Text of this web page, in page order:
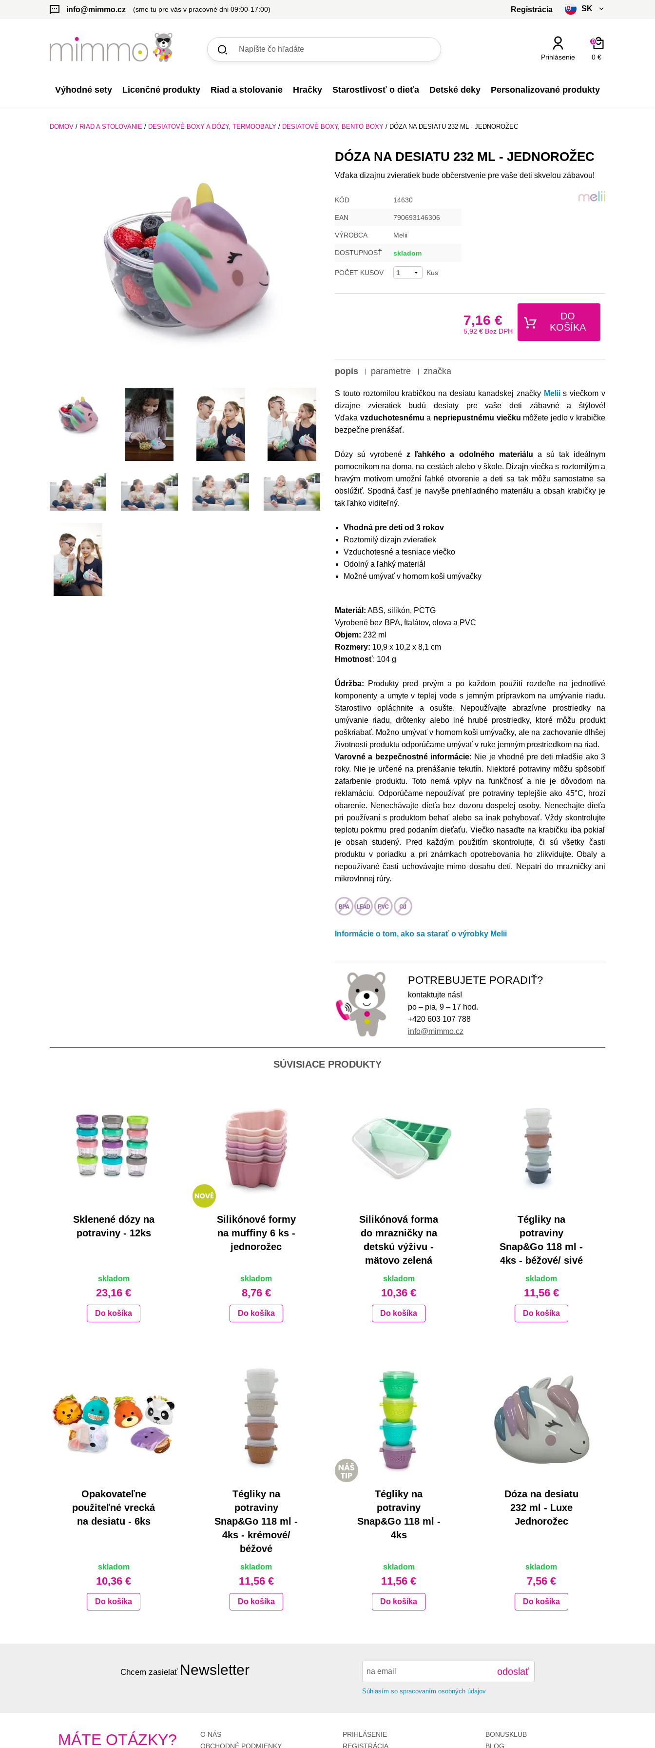
info@mimmo.cz (sme tu pre vás v pracovné dni 09:00-17:00) Registrácia SK
slovenčina
€ - EUR
Prihlásenie 0 €
0
Výhodné sety Licenčné produkty Riad a stolovanie Hračky Starostlivosť o dieťa Detské deky Personalizované produkty
DOMOV / RIAD A STOLOVANIE / DESIATOVÉ BOXY A DÓZY, TERMOOBALY / DESIATOVÉ BOXY, BENTO BOXY / DÓZA NA DESIATU 232 ML - JEDNOROŽEC
DÓZA NA DESIATU 232 ML - JEDNOROŽEC
Vďaka dizajnu zvieratiek bude občerstvenie pre vaše deti skvelou zábavou!
KÓD 14630
EAN 790693146306
VÝROBCA Melii
DOSTUPNOSŤ skladom
POČET KUSOV Kus
7,16 €
5,92 € Bez DPH
DO
KOŠÍKA
popis parametre značka
S touto roztomilou krabičkou na desiatu kanadskej značky Meliis viečkom v
dizajne zvieratiek budú desiaty pre vaše deti zábavné a štýlové!
Vďaka vzduchotesnému a nepriepustnému viečku môžete jedlo v krabičke
bezpečne prenášať.
Dózy sú vyrobenéz ľahkého a odolného materiálu a sú tak ideálnym
pomocníkom na doma, na cestách alebo v škole. Dizajn viečka s roztomilým a
hravým motívom umožní ľahké otvorenie a deti sa tak môžu samostatne sa
obslúžiť. Spodná časť je navyše priehľadného materiálu a obsah krabičky je
tak ľahko viditeľný.
Vhodná pre deti od 3 rokov
Roztomilý dizajn zvieratiek
Vzduchotesné a tesniace viečko
Odolný a ľahký materiál
Možné umývať v hornom koši umývačky
Materiál: ABS, silikón, PCTG
Vyrobené bez BPA, ftalátov, olova a PVC
Objem: 232 ml
Rozmery: 10,9 x 10,2 x 8,1 cm
Hmotnosť: 104 g
Údržba:
Produkty pred prvým a po každom použití rozdeľte na jednotlivé
komponenty a umyte v teplej vode s jemným prípravkom na umývanie riadu.
Starostlivo opláchnite a osušte. Nepoužívajte abrazívne prostriedky na
umývanie riadu, drôtenky alebo iné hrubé prostriedky, ktoré môžu produkt
poškriabať. Možno umývať v hornom koši umývačky, ale na zachovanie dlhšej
životnosti produktu odporúčame umývať v ruke jemným prostriedkom na riad.
Varovné a bezpečnostné informácie: Nie je vhodné pre deti mladšie ako 3
roky. Nie je určené na prenášanie tekutín. Niektoré potraviny môžu spôsobiť
zafarbenie produktu. Toto nemá vplyv na funkčnosť a nie je dôvodom na
reklamáciu. Odporúčame nepoužívať pre potraviny teplejšie ako 45°C, hrozí
obarenie. Nenechávajte dieťa bez dozoru dospelej osoby. Nenechajte dieťa
pri používaní s produktom behať alebo sa inak pohybovať. Vždy skontrolujte
teplotu pokrmu pred podaním dieťaťu. Viečko nasaďte na krabičku iba pokiaľ
je obsah studený. Pred každým použitím skontrolujte, či sú všetky časti
produktu v poriadku a pri známkach opotrebovania ho zlikvidujte. Obaly a
nepoužívané časti uchovávajte mimo dosahu detí. Nepatrí do mrazničky ani
mikrovlnnej rúry.
Informácie o tom, ako sa starať o výrobky Melii
POTREBUJETE PORADIŤ?
kontaktujte nás!
po – pia, 9 – 17 hod.
+420 603 107 788
info@mimmo.cz
SÚVISIACE PRODUKTY
Sklenené dózy na
potraviny - 12ks
skladom
23,16 €
Do košíka
Silikónové formy
na muffiny 6 ks -
jednorožec
skladom
8,76 €
Do košíka
Silikónová forma
do mrazničky na
detskú výživu -
mätovo zelená
skladom
10,36 €
Do košíka
Tégliky na
potraviny
Snap&Go 118 ml -
4ks - béžové/ sivé
skladom
11,56 €
Do košíka
Opakovateľne
použiteľné vrecká
na desiatu - 6ks
skladom
10,36 €
Do košíka
Tégliky na
potraviny
Snap&Go 118 ml -
4ks - krémové/
béžové
skladom
11,56 €
Do košíka
Tégliky na
potraviny
Snap&Go 118 ml -
4ks
skladom
11,56 €
Do košíka
Dóza na desiatu
232 ml - Luxe
Jednorožec
skladom
7,56 €
Do košíka
Chcem zasielať Newsletter odoslať
Súhlasím so spracovaním osobných údajov
MÁTE OTÁZKY?
O NÁS
OBCHODNÉ PODMIENKY
PRIHLÁSENIE
REGISTRÁCIA
BONUSKLUB
BLOG